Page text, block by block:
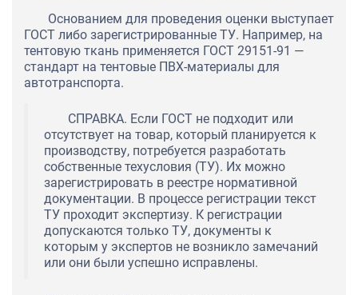
Основанием для проведения оценки выступает
ГОСТ либо зарегистрированные ТУ. Например, на
тентовую ткань применяется ГОСТ 29151-91 —
стандарт на тентовые ПВХ-материалы для
автотранспорта.
СПРАВКА. Если ГОСТ не подходит или
отсутствует на товар, который планируется к
производству, потребуется разработать
собственные техусловия (ТУ). Их можно
зарегистрировать в реестре нормативной
документации. В процессе регистрации текст
ТУ проходит экспертизу. К регистрации
допускаются только ТУ, документы к
которым у экспертов не возникло замечаний
или они были успешно исправлены.